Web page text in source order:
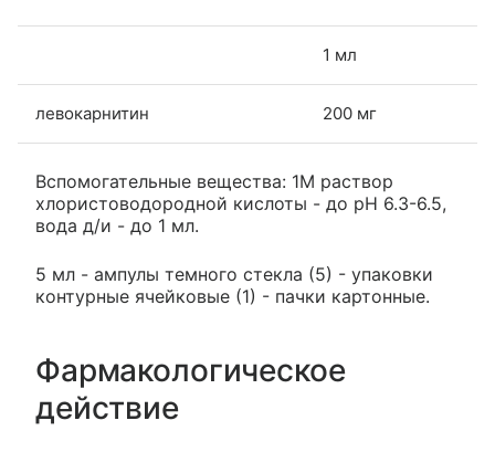
1 мл
левокарнитин 200 мг
Вспомогательные вещества: 1М раствор
хлористоводородной кислоты - до pH 6.3-6.5,
вода д/и - до 1 мл.
5 мл - ампулы темного стекла (5) - упаковки
контурные ячейковые (1) - пачки картонные.
Фармакологическое
действие